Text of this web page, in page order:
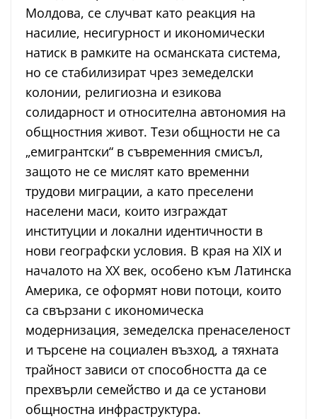
Молдова, се случват като реакция на
насилие, несигурност и икономически
натиск в рамките на османската система,
но се стабилизират чрез земеделски
колонии, религиозна и езикова
солидарност и относителна автономия на
общностния живот. Тези общности не са
„емигрантски“ в съвременния смисъл,
защото не се мислят като временни
трудови миграции, а като преселени
населени маси, които изграждат
институции и локални идентичности в
нови географски условия. В края на XIX и
началото на XX век, особено към Латинска
Америка, се оформят нови потоци, които
са свързани с икономическа
модернизация, земеделска пренаселеност
и търсене на социален възход, а тяхната
трайност зависи от способността да се
прехвърли семейство и да се установи
общностна инфраструктура.